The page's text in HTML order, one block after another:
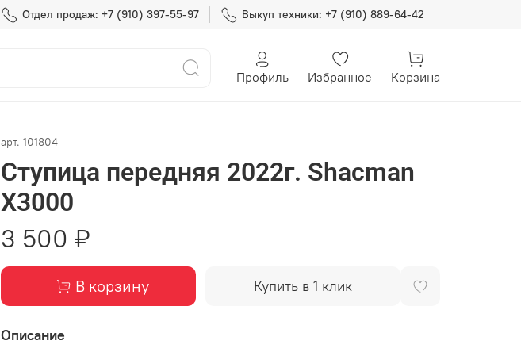
Отдел продаж: +7 (910) 397-55-97 Выкуп техники: +7 (910) 889-64-42
Профиль Избранное Корзина
арт. 101804
Ступица передняя 2022г. Shacman
X3000
3 500 ₽
В корзину Купить в 1 клик
Описание